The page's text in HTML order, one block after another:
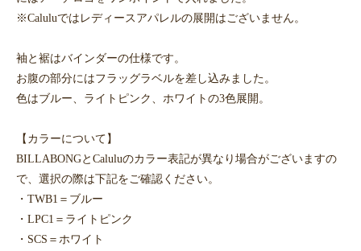
※Caluluではレディースアパレルの展開はございません。
袖と裾はバインダーの仕様です。
お腹の部分にはフラッグラベルを差し込みました。
色はブルー、ライトピンク、ホワイトの3色展開。
【カラーについて】
BILLABONGとCaluluのカラー表記が異なり場合がございますの
で、選択の際は下記をご確認ください。
・TWB1＝ブルー
・LPC1＝ライトピンク
・SCS＝ホワイト